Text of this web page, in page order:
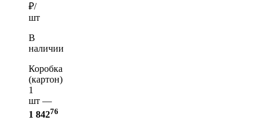
₽/
шт
В
наличии
Коробка
(картон)
1
шт —
1 84276